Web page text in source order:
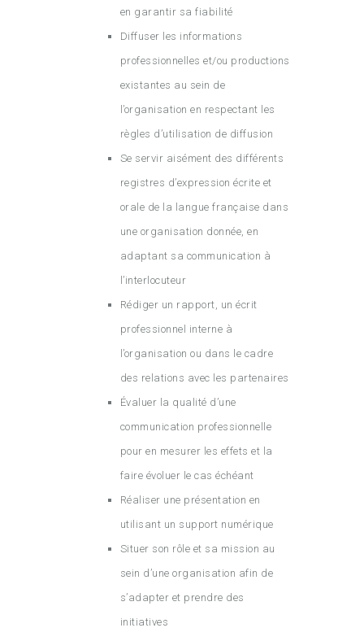
en garantir sa fiabilité
Diffuser les informations
professionnelles et/ou productions
existantes au sein de
l’organisation en respectant les
règles d’utilisation de diffusion
Se servir aisément des différents
registres d’expression écrite et
orale de la langue française dans
une organisation donnée, en
adaptant sa communication à
l’interlocuteur
Rédiger un rapport, un écrit
professionnel interne à
l’organisation ou dans le cadre
des relations avec les partenaires
Évaluer la qualité d’une
communication professionnelle
pour en mesurer les effets et la
faire évoluer le cas échéant
Réaliser une présentation en
utilisant un support numérique
Situer son rôle et sa mission au
sein d’une organisation afin de
s’adapter et prendre des
initiatives